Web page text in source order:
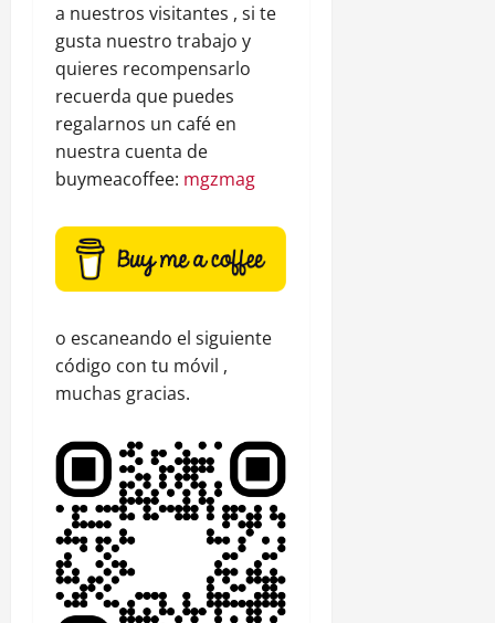
a nuestros visitantes , si te
gusta nuestro trabajo y
quieres recompensarlo
recuerda que puedes
regalarnos un café en
nuestra cuenta de
buymeacoffee: mgzmag
o escaneando el siguiente
código con tu móvil ,
muchas gracias.